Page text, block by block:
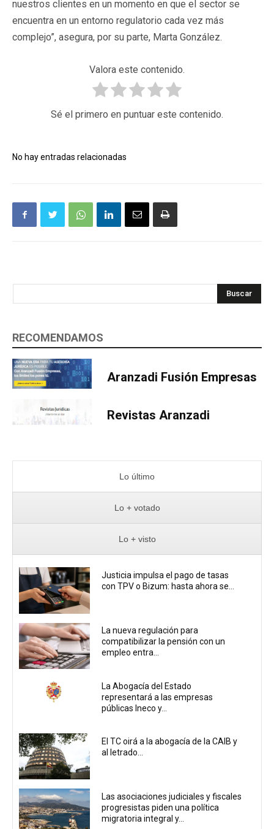
nuestros clientes en un momento en que el sector se
encuentra en un entorno regulatorio cada vez más
complejo”, asegura, por su parte, Marta González.
Valora este contenido.
Sé el primero en puntuar este contenido.
No hay entradas relacionadas
Buscar
RECOMENDAMOS
Aranzadi Fusión Empresas
Revistas Aranzadi
Lo último
Lo + votado
Lo + visto
Justicia impulsa el pago de tasas
con TPV o Bizum: hasta ahora se...
La nueva regulación para
compatibilizar la pensión con un
empleo entra...
La Abogacía del Estado
representará a las empresas
públicas Ineco y...
El TC oirá a la abogacía de la CAIB y
al letrado...
Las asociaciones judiciales y fiscales
progresistas piden una política
migratoria integral y...